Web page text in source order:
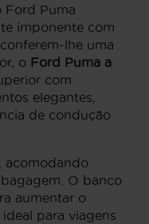
Ford Puma
imponente com
lhe uma
o Ford Puma a
com
elegantes,
de condução
acomodando
O banco
aumentar o
para viagens